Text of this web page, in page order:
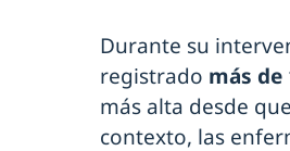
Durante su
registrado más de
más alta desde
contexto, las